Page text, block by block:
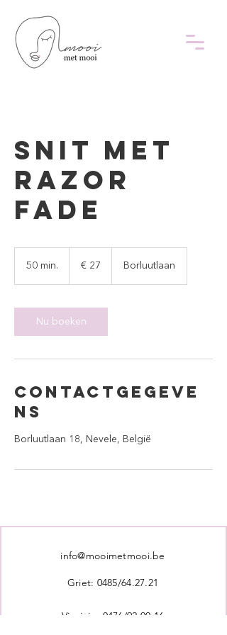
Snit met
Razor
Fade
50 min.
i
n
€ 27 Borluutlaan
Nu boeken
Contactgegeve
ns
Borluutlaan 18, Nevele, België
info@mooimetmooi.be
Griet: 0485/64.27.21
Virginie: 0476/92.00.16